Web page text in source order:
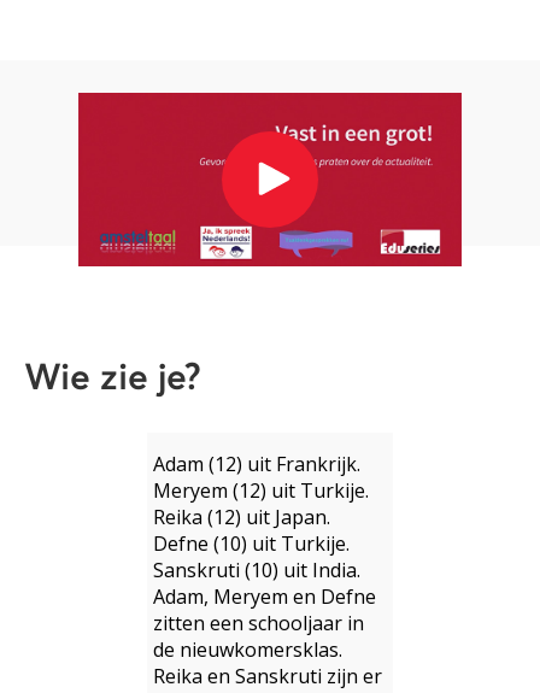
Wie zie je?
Adam (12) uit Frankrijk.
Meryem (12) uit Turkije.
Reika (12) uit Japan.
Defne (10) uit Turkije.
Sanskruti (10) uit India.
Adam, Meryem en Defne
zitten een schooljaar in
de nieuwkomersklas.
Reika en Sanskruti zijn er